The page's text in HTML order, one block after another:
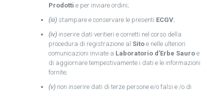
Prodotti e per inviare ordini;
(iii)stampare e conservare le presenti ECGV;
(iv)inserire dati veritieri e corretti nel corso della
procedura di registrazione al Sitoe nelle ulteriori
comunicazioni inviate a Laboratorio d’Erbe Sauroe
di aggiornare tempestivamente i dati e le informazioni
fornite;
(v)non inserire dati di terze persone e/o falsi e /o di